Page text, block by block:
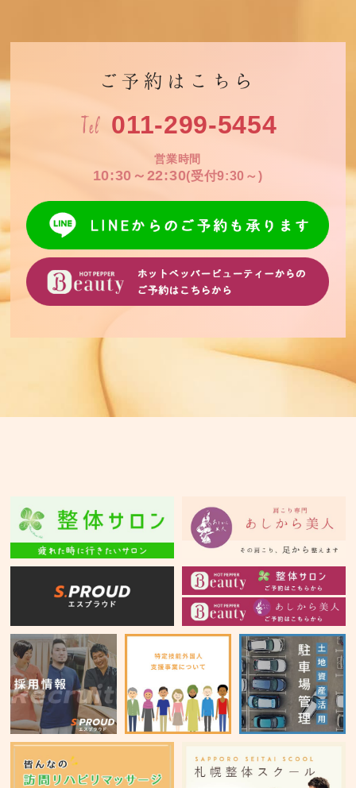
ご予約はこちら
Tel 011-299-5454
営業時間
10:30～22:30(受付9:30～)